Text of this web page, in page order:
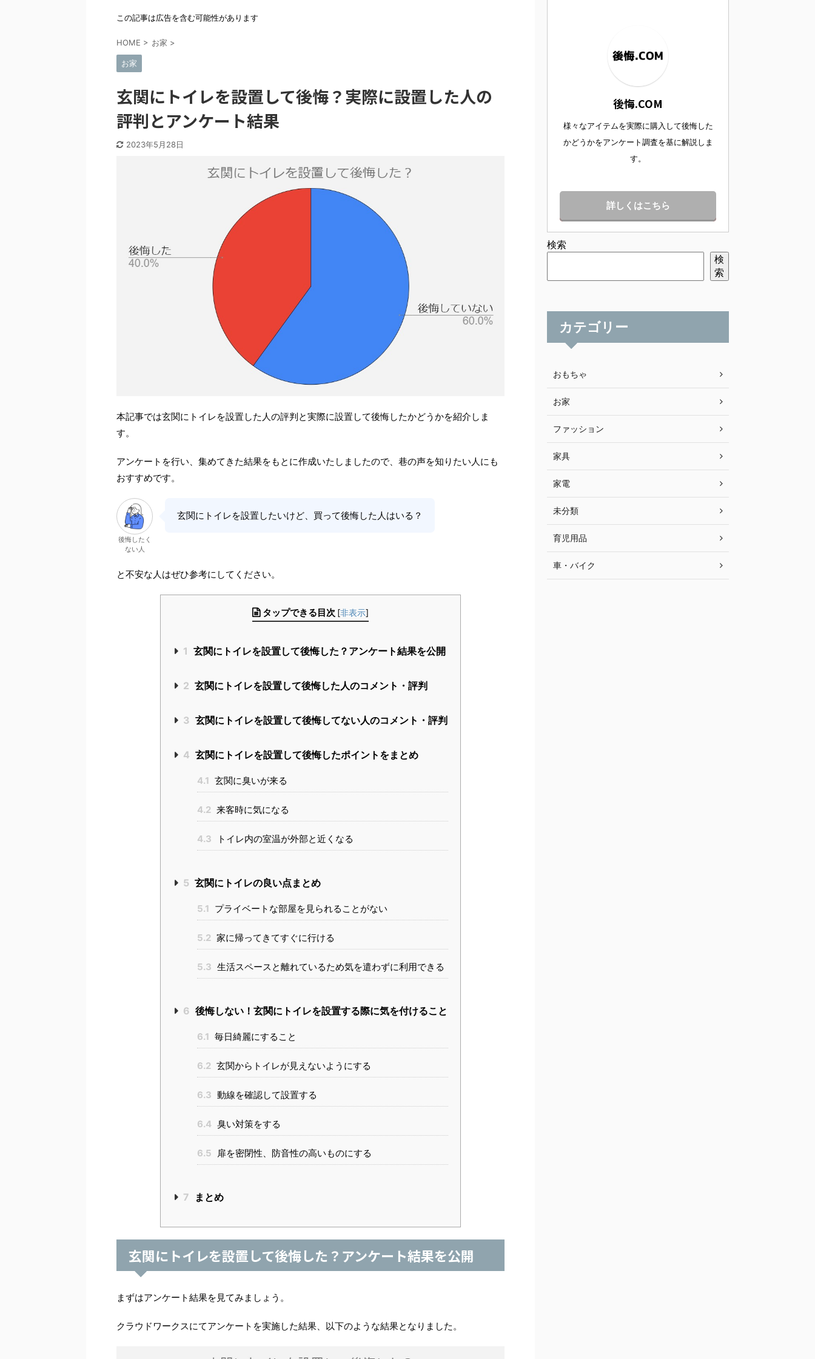
この記事は広告を含む可能性があります
HOME > お家 >
お家
玄関にトイレを設置して後悔？実際に設置した人の
評判とアンケート結果
2023年5月28日
本記事では玄関にトイレを設置した人の評判と実際に設置して後悔したかどうかを紹介しま
す。
アンケートを行い、集めてきた結果をもとに作成いたしましたので、巷の声を知りたい人にも
おすすめです。
後悔したく
ない人
玄関にトイレを設置したいけど、買って後悔した人はいる？
と不安な人はぜひ参考にしてください。
タップできる目次 [非表示]
1 玄関にトイレを設置して後悔した？アンケート結果を公開
2 玄関にトイレを設置して後悔した人のコメント・評判
3 玄関にトイレを設置して後悔してない人のコメント・評判
4 玄関にトイレを設置して後悔したポイントをまとめ
4.1 玄関に臭いが来る
4.2 来客時に気になる
4.3 トイレ内の室温が外部と近くなる
5 玄関にトイレの良い点まとめ
5.1 プライベートな部屋を見られることがない
5.2 家に帰ってきてすぐに行ける
5.3 生活スペースと離れているため気を遣わずに利用できる
6 後悔しない！玄関にトイレを設置する際に気を付けること
6.1 毎日綺麗にすること
6.2 玄関からトイレが見えないようにする
6.3 動線を確認して設置する
6.4 臭い対策をする
6.5 扉を密閉性、防音性の高いものにする
7 まとめ
玄関にトイレを設置して後悔した？アンケート結果を公開
まずはアンケート結果を見てみましょう。
クラウドワークスにてアンケートを実施した結果、以下のような結果となりました。
後悔.COM
様々なアイテムを実際に購入して後悔した
かどうかをアンケート調査を基に解説しま
す。
詳しくはこちら
検索
検
索
カテゴリー
おもちゃ
お家
ファッション
家具
家電
未分類
育児用品
車・バイク